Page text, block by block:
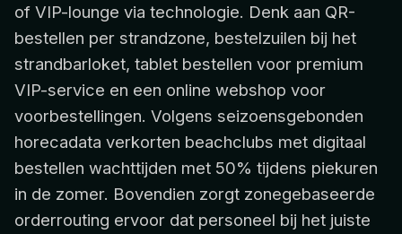
of VIP-lounge via technologie. Denk aan QR-
bestellen per strandzone, bestelzuilen bij het
strandbarloket, tablet bestellen voor premium
VIP-service en een online webshop voor
voorbestellingen. Volgens seizoensgebonden
horecadata verkorten beachclubs met digitaal
bestellen wachttijden met 50% tijdens piekuren
in de zomer. Bovendien zorgt zonegebaseerde
orderrouting ervoor dat personeel bij het juiste